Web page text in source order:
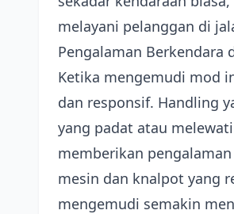
melayani pelanggan di
Pengalaman Berkendara
Ketika mengemudi mod
dan responsif. Handling
yang padat atau
memberikan
mesin dan knalpot yang
mengemudi semakin